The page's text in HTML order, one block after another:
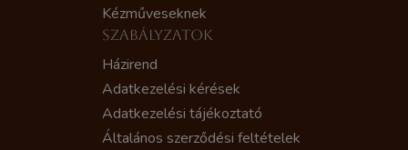
Kézműveseknek
SZABÁLYZATOK
Házirend
Adatkezelési kérések
Adatkezelési tájékoztató
Általános szerződési feltételek